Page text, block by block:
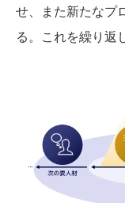
せ、また新たなプ
る。これを繰り返